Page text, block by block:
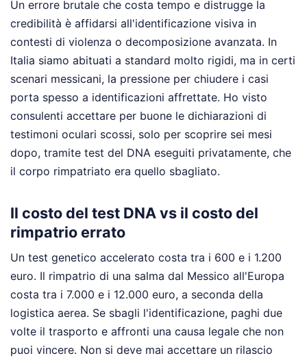
Un errore brutale che costa tempo e distrugge la
credibilità è affidarsi all'identificazione visiva in
contesti di violenza o decomposizione avanzata. In
Italia siamo abituati a standard molto rigidi, ma in certi
scenari messicani, la pressione per chiudere i casi
porta spesso a identificazioni affrettate. Ho visto
consulenti accettare per buone le dichiarazioni di
testimoni oculari scossi, solo per scoprire sei mesi
dopo, tramite test del DNA eseguiti privatamente, che
il corpo rimpatriato era quello sbagliato.
Il costo del test DNA vs il costo del
rimpatrio errato
Un test genetico accelerato costa tra i 600 e i 1.200
euro. Il rimpatrio di una salma dal Messico all'Europa
costa tra i 7.000 e i 12.000 euro, a seconda della
logistica aerea. Se sbagli l'identificazione, paghi due
volte il trasporto e affronti una causa legale che non
puoi vincere. Non si deve mai accettare un rilascio